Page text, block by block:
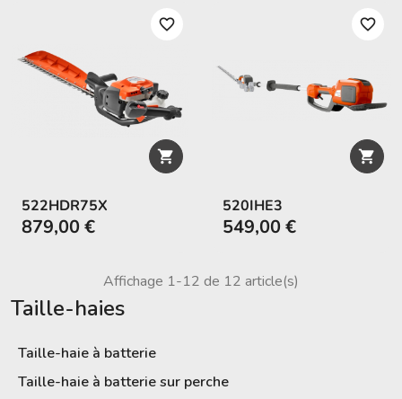
Taille-haies
Taille-haie à batterie
Taille-haie à batterie sur perche

favorite_border
522HDR75X
879,00 €

favorite_border
520IHE3
549,00 €
Affichage 1-12 de 12 article(s)